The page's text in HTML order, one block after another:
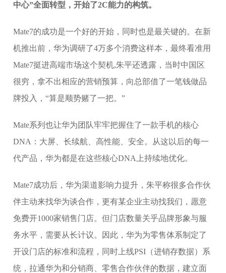
中心”全面转型，开始了2C能力的构筑。
Mate7的成功是一个好的开始，同时也是最关键的。在新
机推出前，华为调研了4万多个消费这样本，最终看准用
Mate7挺进高端市场这个契机,朱平还透露，当时中国区
很穷，拿不出相应的营销预算，向总部借了一笔钱做品
牌投入，“算是顺势赌了一把。”
Mate系列也让华为团队牢牢把握住了一款手机的核心
DNA：大屏、长续航、高性能、安全。从这以后的每一
代产品，华为都是在这些核心DNA上持续地优化。
Mate7成功后，华为渠道影响力提升，朱平称很多合作伙
伴主动来找华为谈合作，更有某企业主动找我们，愿意
免费开1000家销售门店。但门店数量关乎品牌形象与服
务水平，需要从长计议。因此，华为为零售体系制定了
开设门店的标准和流程，同时上线PSI（进销存数据）系
统，拉通华为和分销商、零售合作伙伴的数据，建立面